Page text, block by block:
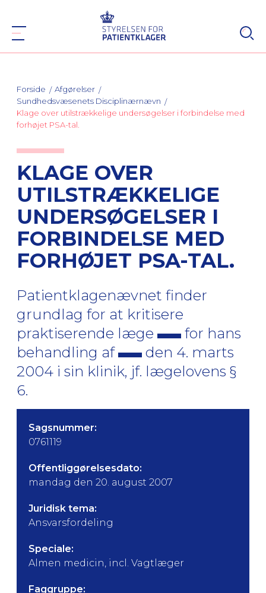
Forside
Afgørelser
Sundhedsvæsenets Disciplinærnævn
Klage over utilstrækkelige undersøgelser i forbindelse med
forhøjet PSA-tal.
KLAGE OVER
UTILSTRÆKKELIGE
UNDERSØGELSER I
FORBINDELSE MED
FORHØJET PSA-TAL.
Patientklagenævnet finder
grundlag for at kritisere
praktiserende læge
for hans
behandling af
den 4. marts
2004 i sin klinik, jf. lægelovens §
6.
Sagsnummer:
0761119
Offentliggørelsesdato:
mandag den 20. august 2007
Juridisk tema:
Ansvarsfordeling
Speciale:
Almen medicin, incl. Vagtlæger
Faggruppe: